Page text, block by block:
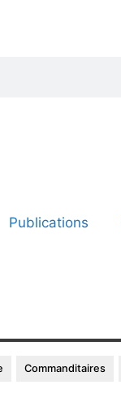
Publications
Commanditaires